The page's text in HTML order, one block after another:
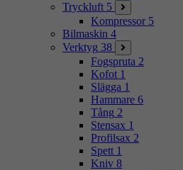
Tryckluft 5
Kompressor 5
Bilmaskin 4
Verktyg 38
Fogspruta 2
Kofot 1
Slägga 1
Hammare 6
Tång 2
Stensax 1
Profilsax 2
Spett 1
Kniv 8